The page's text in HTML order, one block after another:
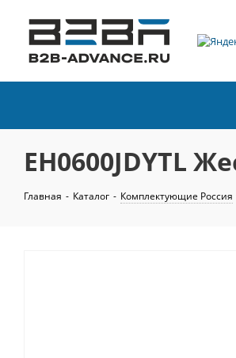
EH0600JDYTL
Главная - Каталог - Комплектующие Россия